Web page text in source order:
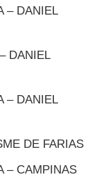
– DANIEL
DANIEL
– DANIEL
DE FARIAS
– CAMPINAS